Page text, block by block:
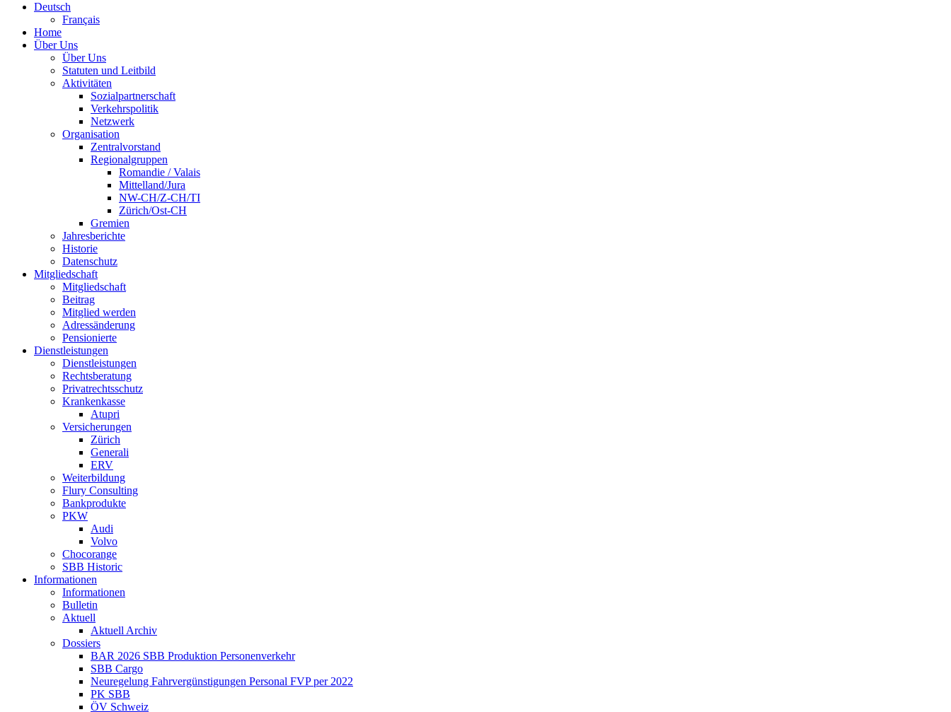
Deutsch
Français
Home
Über Uns
Über Uns
Statuten und Leitbild
Aktivitäten
Sozialpartnerschaft
Verkehrspolitik
Netzwerk
Organisation
Zentralvorstand
Regionalgruppen
Romandie / Valais
Mittelland/Jura
NW-CH/Z-CH/TI
Zürich/Ost-CH
Gremien
Jahresberichte
Historie
Datenschutz
Mitgliedschaft
Mitgliedschaft
Beitrag
Mitglied werden
Adressänderung
Pensionierte
Dienstleistungen
Dienstleistungen
Rechtsberatung
Privatrechtsschutz
Krankenkasse
Atupri
Versicherungen
Zürich
Generali
ERV
Weiterbildung
Flury Consulting
Bankprodukte
PKW
Audi
Volvo
Chocorange
SBB Historic
Informationen
Informationen
Bulletin
Aktuell
Aktuell Archiv
Dossiers
BAR 2026 SBB Produktion Personenverkehr
SBB Cargo
Neuregelung Fahrvergünstigungen Personal FVP per 2022
PK SBB
ÖV Schweiz